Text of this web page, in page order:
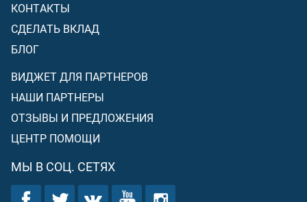
КОНТАКТЫ
СДЕЛАТЬ ВКЛАД
БЛОГ
ВИДЖЕТ ДЛЯ ПАРТНЕРОВ
НАШИ ПАРТНЕРЫ
ОТЗЫВЫ И ПРЕДЛОЖЕНИЯ
ЦЕНТР ПОМОЩИ
МЫ В СОЦ. СЕТЯХ